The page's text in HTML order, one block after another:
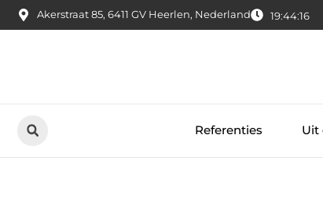
Akerstraat 85, 6411 GV Heerlen, Nederland 19:44:17
Referenties Uit